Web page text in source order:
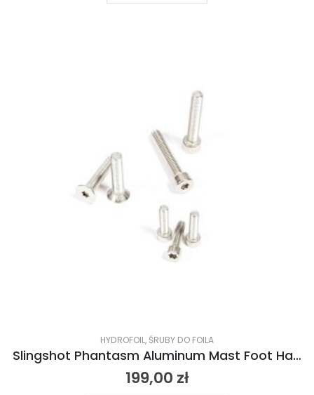
HYDROFOIL,ŚRUBY DO FOILA
Slingshot Phantasm Aluminum Mast Foot Hardware 2024
199,00 zł